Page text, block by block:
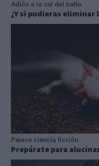
Adiós a la cal del baño
¿Y si pudieras eliminar
Parece ciencia ficción
Prepárate para